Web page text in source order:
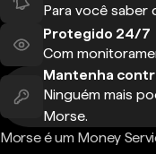
Para você saber
Protegido 24/7
Com
Mantenha
Ninguém mais
Morse.
Morse é um Money